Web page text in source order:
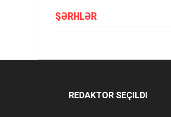
ŞƏRHLƏR
REDAKTOR SEÇILDI